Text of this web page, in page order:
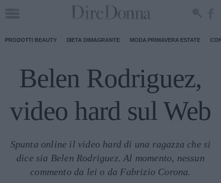
PRODOTTI BEAUTY DIETA DIMAGRANTE MODA PRIMAVERA ESTATE
Belen Rodriguez,
video hard sul Web
Spunta online il video hard di una ragazza che si
dice sia Belen Rodriguez. Al momento, nessun
commento da lei o da Fabrizio Corona.